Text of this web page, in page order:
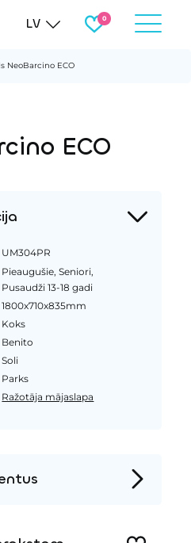
LV
NeoBarcino ECO
ECO
UM304PR
Pieaugušie, Seniori,
Pusaudži 13-18 gadi
1800x710x835mm
Koks
Benito
Soli
Parks
Ražotāja mājaslapa